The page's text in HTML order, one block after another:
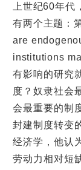
上世纪60年代
有两个主题：
are
institutions
有影响的研究
度？奴隶社会
会最重要的制
封建制度转变
经济学，他认
劳动力相对短